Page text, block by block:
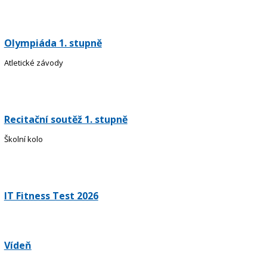
Olympiáda 1. stupně
Atletické závody
Recitační soutěž 1. stupně
Školní kolo
IT Fitness Test 2026
Vídeň